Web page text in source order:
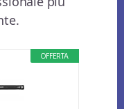
OFFERTA